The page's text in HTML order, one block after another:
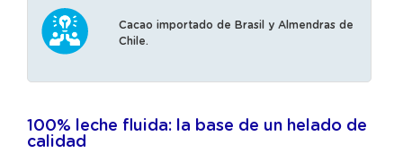
Cacao importado de Brasil y Almendras de
Chile.
100% leche fluida: la base de un helado de
calidad